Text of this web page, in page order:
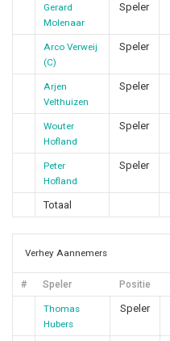
Gerard
Molenaar
Speler
Arco Verweij
(C)
Speler
Arjen
Velthuizen
Speler
Wouter
Hofland
Speler
Peter
Hofland
Speler
Totaal
Verhey Aannemers
# Speler Positie
Thomas
Hubers
Speler